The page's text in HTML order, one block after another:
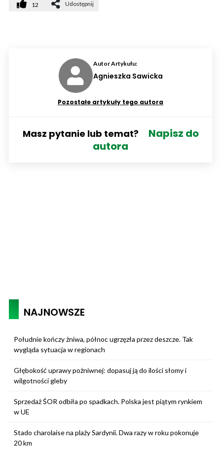
12 Udostępnij
Autor Artykułu:
Agnieszka Sawicka
Pozostałe artykuły tego autora
Masz pytanie lub temat?
Napisz do
autora
NAJNOWSZE
Południe kończy żniwa, północ ugrzęzła przez deszcze. Tak
wygląda sytuacja w regionach
Głębokość uprawy pożniwnej: dopasuj ją do ilości słomy i
wilgotności gleby
Sprzedaż ŚOR odbiła po spadkach. Polska jest piątym rynkiem
w UE
Stado charolaise na plaży Sardynii. Dwa razy w roku pokonuje
20 km